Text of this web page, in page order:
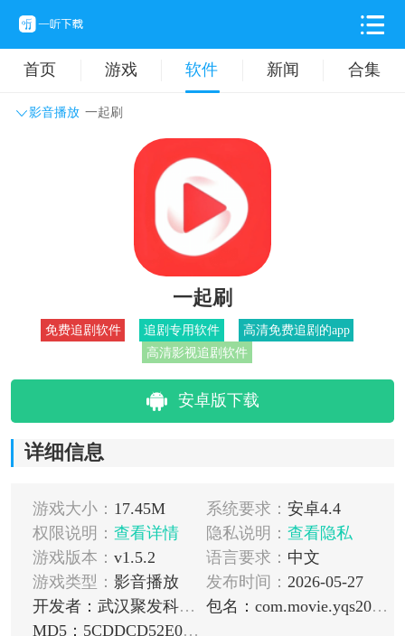
首页 游戏 软件 新闻 合集
影音播放 一起刷
主题壁纸 旅游出行
拍摄美化 时尚购物
一起刷
免费追剧软件 追剧专用软件
高清免费追剧的app
高清影视追剧软件
安卓版下载
详细信息
游戏大小： 17.45M 系统要求： 安卓4.4
权限说明： 查看详情 隐私说明： 查看隐私
游戏版本： v1.5.2 语言要求： 中文
游戏类型： 影音播放 发布时间： 2026-05-27
开发者：武汉聚发科技有限公司
包名：com.movie.yqs20260206090136
MD5：5CDDCD52E05912BDFCB1FD9A1323F29F